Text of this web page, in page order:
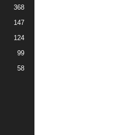
368
147
124
99
58